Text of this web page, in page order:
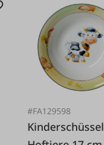
#FA129598
Kinderschüssel